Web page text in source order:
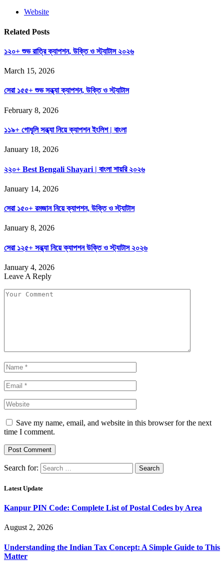
Website
Related Posts
১২০+ শুভ রাত্রি ক্যাপশন, উক্তি ও স্ট্যাটাস ২০২৬
March 15, 2026
সেরা ১৫৫+ শুভ সন্ধ্যা ক্যাপশন, উক্তি ও স্ট্যাটাস
February 8, 2026
১১৯+ গোধূলি সন্ধ্যা নিয়ে ক্যাপশন ইংলিশ | বাংলা
January 18, 2026
২২০+ Best Bengali Shayari | বাংলা শায়রি ২০২৬
January 14, 2026
সেরা ১৫০+ রমজান নিয়ে ক্যাপশন, উক্তি ও স্ট্যাটাস
January 8, 2026
সেরা ১২৫+ সন্ধ্যা নিয়ে ক্যাপশন উক্তি ও স্ট্যাটাস ২০২৬
January 4, 2026
Leave A Reply
Save my name, email, and website in this browser for the next
time I comment.
Search for:
Latest Update
Kanpur PIN Code: Complete List of Postal Codes by Area
August 2, 2026
Understanding the Indian Tax Concept: A Simple Guide to This
Matter